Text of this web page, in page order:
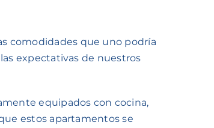
comodidades que uno podría
expectativas de nuestros
equipados con cocina,
estos apartamentos se